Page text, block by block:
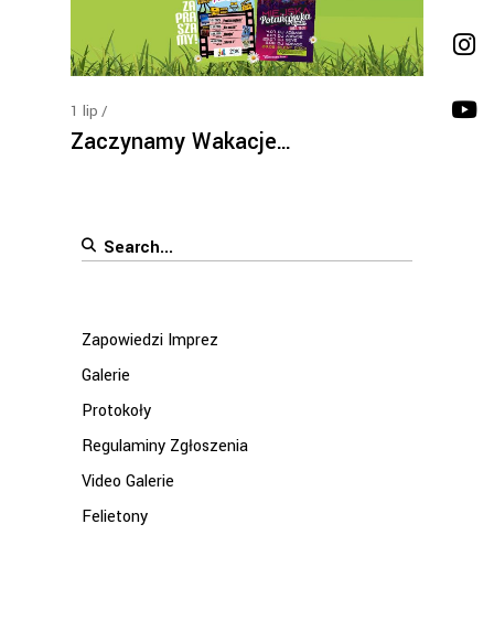
1 lip
Zaczynamy Wakacje…
Search
Zapowiedzi Imprez
Galerie
Protokoły
Regulaminy Zgłoszenia
Video Galerie
Felietony